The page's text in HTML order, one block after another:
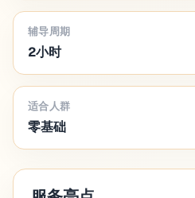
辅导周期
2小时
适合人群
零基础